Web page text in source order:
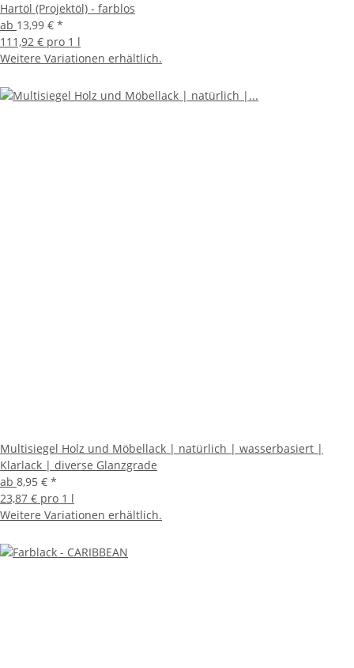
Hartöl (Projektöl) - farblos
ab 13,99 € *
111,92 € pro 1 l
Weitere Variationen erhältlich.
Multisiegel Holz und Möbellack | natürlich | wasserbasiert |
Klarlack | diverse Glanzgrade
ab 8,95 € *
23,87 € pro 1 l
Weitere Variationen erhältlich.